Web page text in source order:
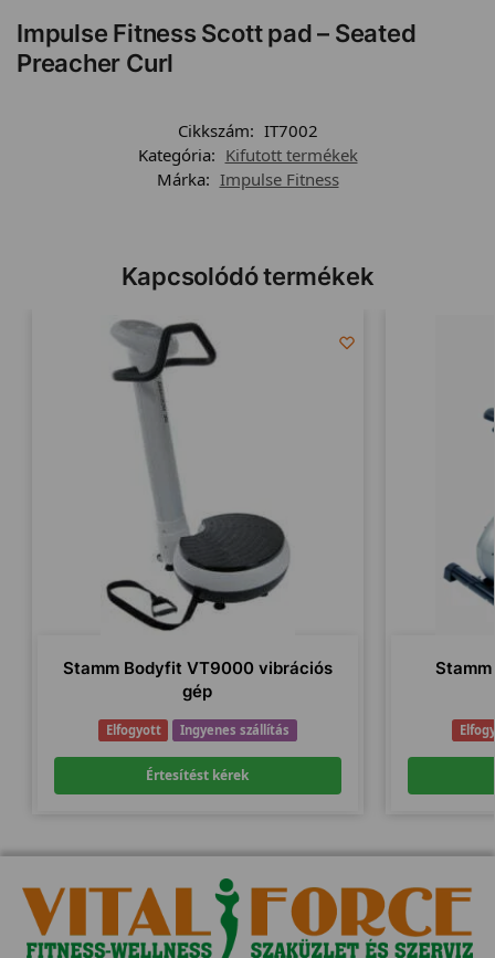
Impulse Fitness Scott pad – Seated
Preacher Curl
Cikkszám: IT7002
Kategória: Kifutott termékek
Márka: Impulse Fitness
Kapcsolódó termékek
Stamm Bodyfit VT9000 vibrációs
gép
Elfogyott Ingyenes szállítás
Értesítést kérek